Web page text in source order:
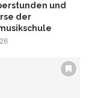
und
der